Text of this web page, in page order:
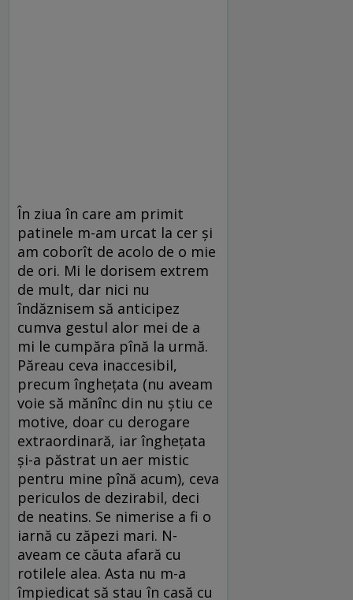
În ziua în care am primit
patinele m-am urcat la cer și
am coborît de acolo de o mie
de ori. Mi le dorisem extrem
de mult, dar nici nu
îndăznisem să anticipez
cumva gestul alor mei de a
mi le cumpăra pînă la urmă.
Păreau ceva inaccesibil,
precum înghețata (nu aveam
voie să mănînc din nu știu ce
motive, doar cu derogare
extraordinară, iar înghețata
și-a păstrat un aer mistic
pentru mine pînă acum), ceva
periculos de dezirabil, deci
de neatins. Se nimerise a fi o
iarnă cu zăpezi mari. N-
aveam ce căuta afară cu
rotilele alea. Asta nu m-a
împiedicat să stau în casă cu